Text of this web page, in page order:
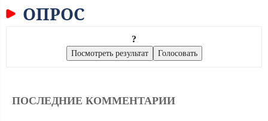
ОПРОС
?
ПОСЛЕДНИЕ КОММЕНТАРИИ